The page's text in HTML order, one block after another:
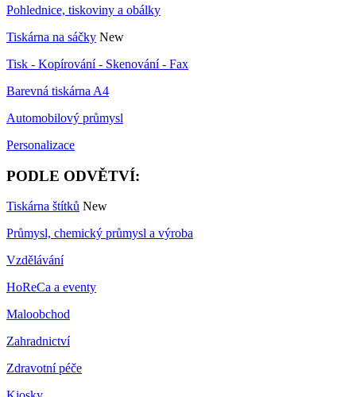
Pohlednice, tiskoviny a obálky
Tiskárna na sáčky New
Tisk - Kopírování - Skenování - Fax
Barevná tiskárna A4
Automobilový průmysl
Personalizace
PODLE ODVĚTVÍ:
Tiskárna štítků New
Průmysl, chemický průmysl a výroba
Vzdělávání
HoReCa a eventy
Maloobchod
Zahradnictví
Zdravotní péče